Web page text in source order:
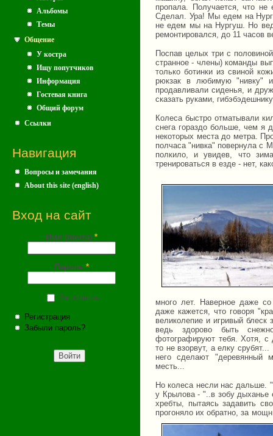
Альбомы
Темы
Общение
У костра
Ищу попутчиков
Информация
Гостевая книга
Общий форум
Ссылки
Навигация
Вопросы и замечания
About this site (english)
Вход на сайт
Имя (почта) *
Пароль *
Запомнить
Регистрация
Забыли пароль?
пропала. Получается, что
Сделал. Ура! Мы едем на
не едем мы на Нургуш. Но
ремонтировался, до 11 часов
Поспав целых три с
странное - члены) команды
только ботинки из свиной
рюкзак в любимую "нивку"
продавливали сиденья, и
сказать руками,
Колеса быстро отматывали
снега гораздо больше, чем я
некоторых места до метра.
полчаса "нивка" повернула с
полкило, и увидев, что
тренироваться в езде - нет,
много лет. Наверное даже
даже кажется, что говоря
великолепие и игривый
ведь здорово быть
фотографируют тебя. Хотя, с
то не взорвут, а елку
него сделают "деревянный
месть...
Но колеса несли нас дальше.
у Крылова - "..в зобу дыханье
хребты, пытаясь задавить
прогоняло их обратно, за